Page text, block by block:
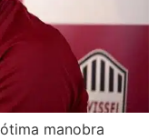
manobra